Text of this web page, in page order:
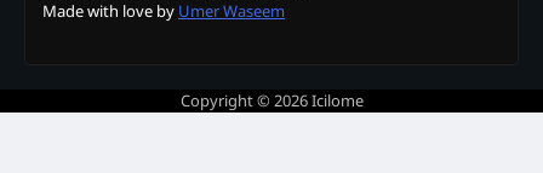
Made with love by Umer Waseem
Copyright © 2026Icilome